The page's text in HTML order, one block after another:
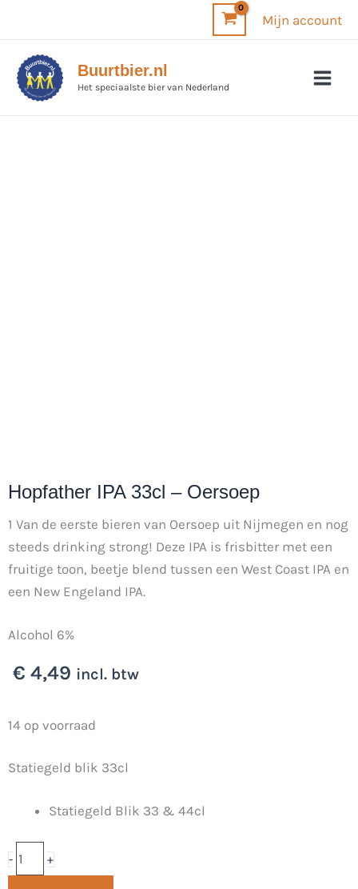
inhoud
Mijn account
Buurtbier.nl
Het speciaalste bier van Nederland
Hopfather IPA 33cl – Oersoep
1 Van de eerste bieren van Oersoep uit Nijmegen en nog
steeds drinking strong! Deze IPA is frisbitter met een
fruitige toon, beetje blend tussen een West Coast IPA en
een New Engeland IPA.
Alcohol 6%
€ 4,49 incl. btw
14 op voorraad
Statiegeld blik 33cl
Statiegeld Blik 33 & 44cl
-
Hopfather
33cl
Oersoep
+